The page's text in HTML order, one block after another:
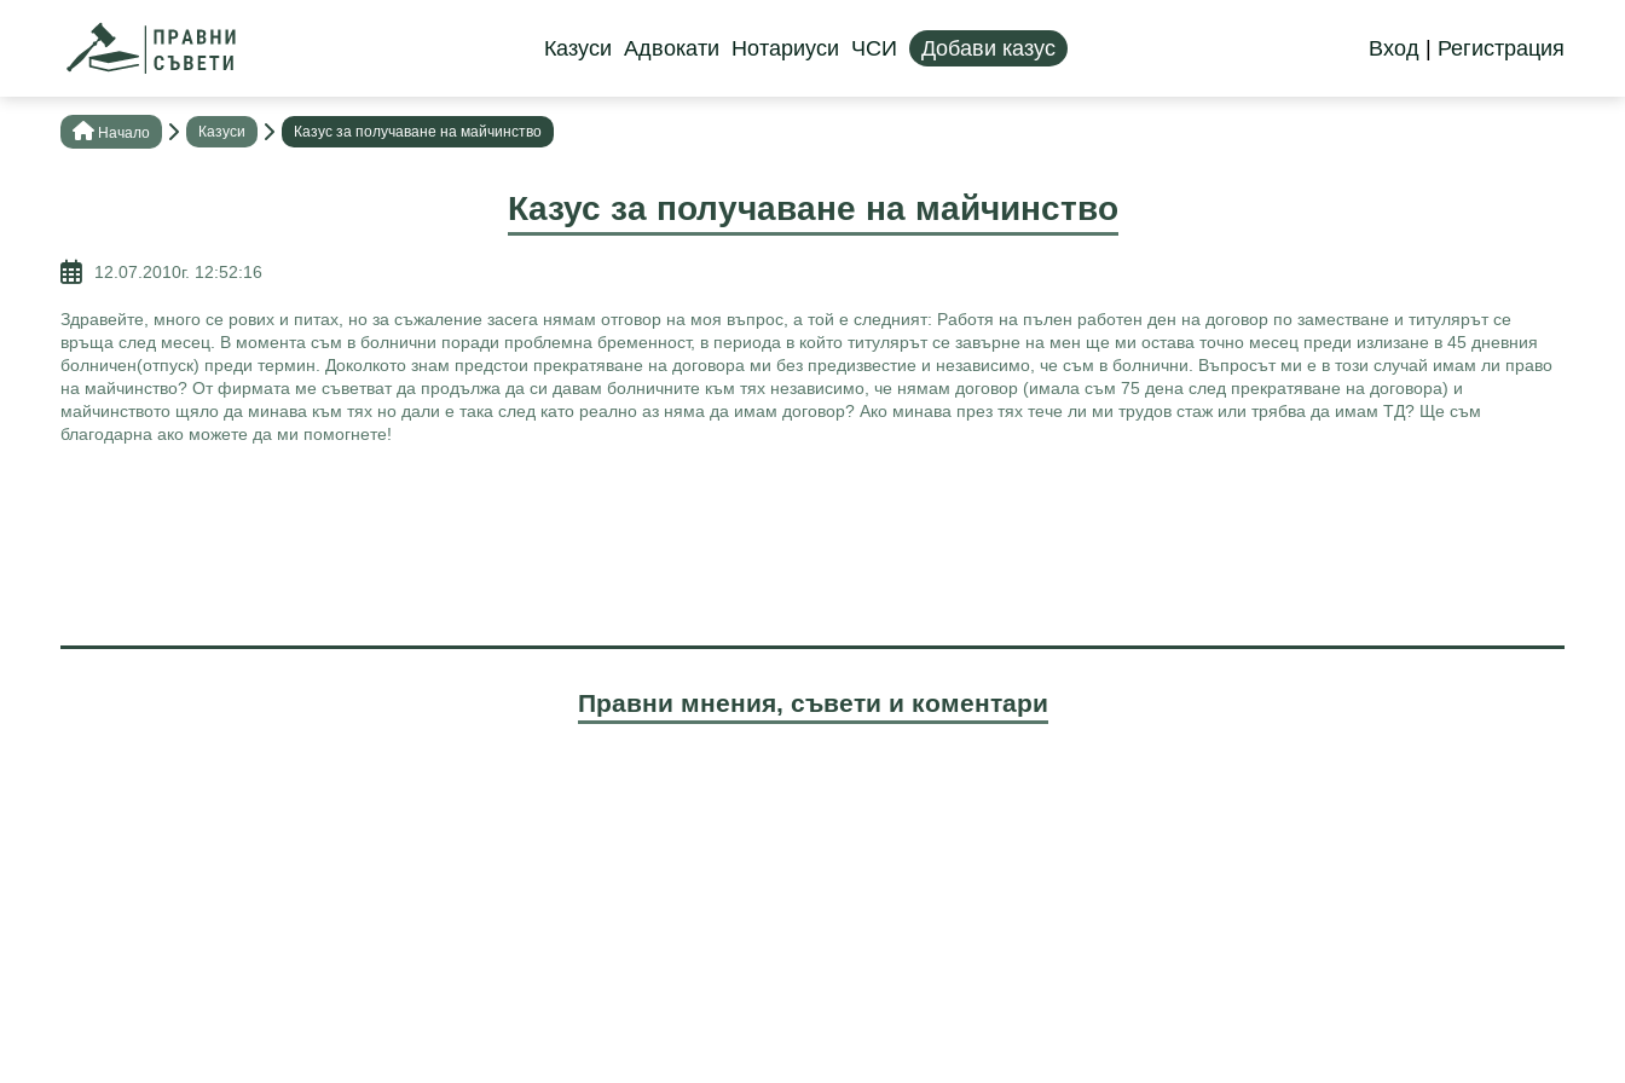
Казуси Адвокати Нотариуси ЧСИ Добави казус Вход | Регистрация
Нaчало Казуси Казус за получаване на майчинство
Казус за получаване на майчинство
12.07.2010г. 12:52:16
Здравейте, много се рових и питах, но за съжаление засега нямам отговор на моя въпрос, а той е следният: Работя на пълен работен ден на договор по заместване и титулярът се
връща след месец. В момента съм в болнични поради проблемна бременност, в периода в който титулярът се завърне на мен ще ми остава точно месец преди излизане в 45 дневния
болничен(отпуск) преди термин. Доколкото знам предстои прекратяване на договора ми без предизвестие и независимо, че съм в болнични. Въпросът ми е в този случай имам ли право
на майчинство? От фирмата ме съветват да продължа да си давам болничните към тях независимо, че нямам договор (имала съм 75 дена след прекратяване на договора) и
майчинството щяло да минава към тях но дали е така след като реално аз няма да имам договор? Ако минава през тях тече ли ми трудов стаж или трябва да имам ТД? Ще съм
благодарна ако можете да ми помогнете!
Правни мнения, съвети и коментари